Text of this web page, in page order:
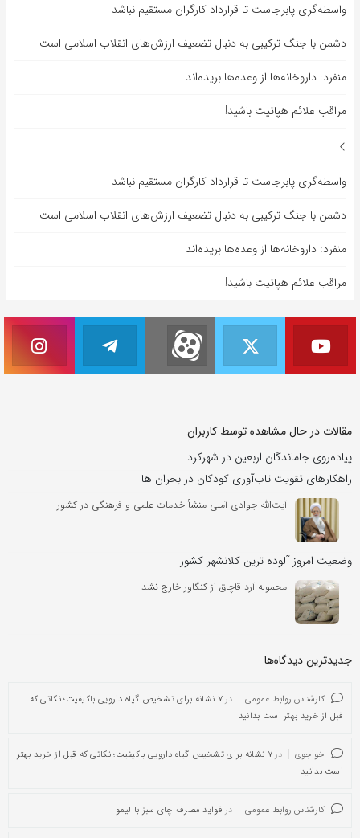
واسطه‌گری پابرجاست تا قرارداد کارگران مستقیم نباشد
دشمن با جنگ ترکیبی به دنبال تضعیف ارزش‌های انقلاب اسلامی است
منفرد: داروخانه‌ها از وعده‌ها بریده‌اند
مراقب علائم هپاتیت باشید!
واسطه‌گری پابرجاست تا قرارداد کارگران مستقیم نباشد
دشمن با جنگ ترکیبی به دنبال تضعیف ارزش‌های انقلاب اسلامی است
منفرد: داروخانه‌ها از وعده‌ها بریده‌اند
مراقب علائم هپاتیت باشید!
مقالات در حال مشاهده توسط کاربران
پیاده‌روی جاماندگان اربعین در شهرکرد
راهکارهای تقویت تاب‌آوری کودکان در بحران ها
آیت‌الله جوادی آملی منشأ خدمات علمی و فرهنگی در کشور
وضعیت امروز آلوده ترین کلانشهر کشور
محموله آرد قاچاق از کنگاور خارج نشد
جدیدترین دیدگاه‌‌ها
کارشناس روابط عمومی در
۷ نشانه برای تشخیص گیاه دارویی باکیفیت؛ نکاتی که
قبل از خرید بهتر است بدانید
خواجوی در
۷ نشانه برای تشخیص گیاه دارویی باکیفیت؛ نکاتی که قبل از خرید بهتر
است بدانید
کارشناس روابط عمومی در فواید مصرف چای سبز با لیمو